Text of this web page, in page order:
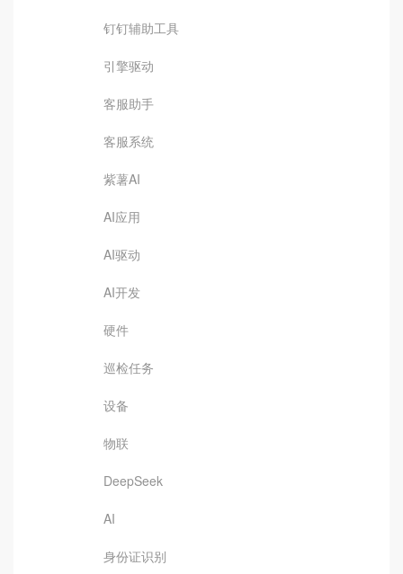
钉钉辅助工具
引擎驱动
客服助手
客服系统
紫薯AI
AI应用
AI驱动
AI开发
硬件
巡检任务
设备
物联
DeepSeek
AI
身份证识别